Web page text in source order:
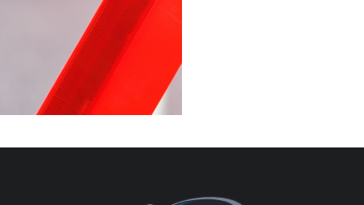
هذه الصفحة غير متوفرة